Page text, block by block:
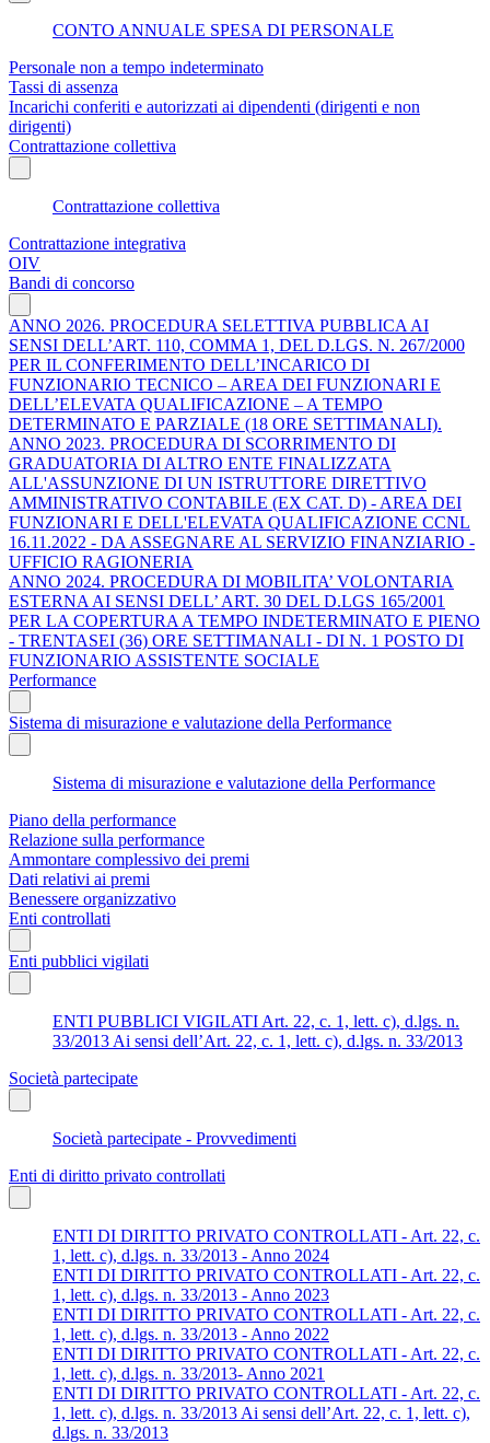
CONTO ANNUALE SPESA DI PERSONALE
Personale non a tempo indeterminato
Tassi di assenza
Incarichi conferiti e autorizzati ai dipendenti (dirigenti e non
dirigenti)
Contrattazione collettiva
Contrattazione collettiva
Contrattazione integrativa
OIV
Bandi di concorso
ANNO 2026. PROCEDURA SELETTIVA PUBBLICA AI
SENSI DELL’ART. 110, COMMA 1, DEL D.LGS. N. 267/2000
PER IL CONFERIMENTO DELL’INCARICO DI
FUNZIONARIO TECNICO – AREA DEI FUNZIONARI E
DELL’ELEVATA QUALIFICAZIONE – A TEMPO
DETERMINATO E PARZIALE (18 ORE SETTIMANALI).
ANNO 2023. PROCEDURA DI SCORRIMENTO DI
GRADUATORIA DI ALTRO ENTE FINALIZZATA
ALL'ASSUNZIONE DI UN ISTRUTTORE DIRETTIVO
AMMINISTRATIVO CONTABILE (EX CAT. D) - AREA DEI
FUNZIONARI E DELL'ELEVATA QUALIFICAZIONE CCNL
16.11.2022 - DA ASSEGNARE AL SERVIZIO FINANZIARIO -
UFFICIO RAGIONERIA
ANNO 2024. PROCEDURA DI MOBILITA’ VOLONTARIA
ESTERNA AI SENSI DELL’ ART. 30 DEL D.LGS 165/2001
PER LA COPERTURA A TEMPO INDETERMINATO E PIENO
- TRENTASEI (36) ORE SETTIMANALI - DI N. 1 POSTO DI
FUNZIONARIO ASSISTENTE SOCIALE
Performance
Sistema di misurazione e valutazione della Performance
Sistema di misurazione e valutazione della Performance
Piano della performance
Relazione sulla performance
Ammontare complessivo dei premi
Dati relativi ai premi
Benessere organizzativo
Enti controllati
Enti pubblici vigilati
ENTI PUBBLICI VIGILATI Art. 22, c. 1, lett. c), d.lgs. n.
33/2013 Ai sensi dell’Art. 22, c. 1, lett. c), d.lgs. n. 33/2013
Società partecipate
Società partecipate - Provvedimenti
Enti di diritto privato controllati
ENTI DI DIRITTO PRIVATO CONTROLLATI - Art. 22, c.
1, lett. c), d.lgs. n. 33/2013 - Anno 2024
ENTI DI DIRITTO PRIVATO CONTROLLATI - Art. 22, c.
1, lett. c), d.lgs. n. 33/2013 - Anno 2023
ENTI DI DIRITTO PRIVATO CONTROLLATI - Art. 22, c.
1, lett. c), d.lgs. n. 33/2013 - Anno 2022
ENTI DI DIRITTO PRIVATO CONTROLLATI - Art. 22, c.
1, lett. c), d.lgs. n. 33/2013- Anno 2021
ENTI DI DIRITTO PRIVATO CONTROLLATI - Art. 22, c.
1, lett. c), d.lgs. n. 33/2013 Ai sensi dell’Art. 22, c. 1, lett. c),
d.lgs. n. 33/2013